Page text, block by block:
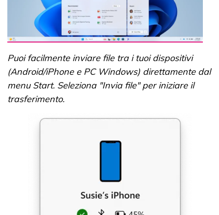
Puoi facilmente inviare file tra i tuoi dispositivi
(Android/iPhone e PC Windows) direttamente dal
menu Start. Seleziona "Invia file" per iniziare il
trasferimento.